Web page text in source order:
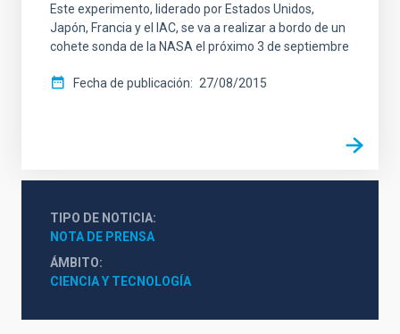
Este experimento, liderado por Estados Unidos,
Japón, Francia y el IAC, se va a realizar a bordo de un
cohete sonda de la NASA el próximo 3 de septiembre
Fecha de publicación 27/08/2015
TIPO DE NOTICIA
NOTA DE PRENSA
ÁMBITO
CIENCIA Y TECNOLOGÍA